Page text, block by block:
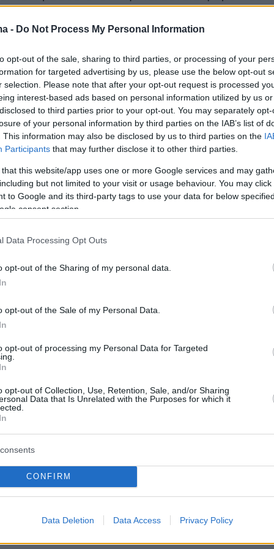
- Do Not Process My Personal Information
opt-out of the sale, sharing to third parties, or processing of your
for targeted advertising by us, please use the below opt-out
selection. Please note that after your opt-out request is processed
interest-based ads based on personal information utilized by us
to third parties prior to your opt-out. You may separately
of your personal information by third parties on the IAB’s list of
This information may also be disclosed by us to third parties on the
Participants that may further disclose it to other third parties.
that this website/app uses one or more Google services and may
but not limited to your visit or usage behaviour. You may
to Google and its third-party tags to use your data for below
consent section.
Data Processing Opt Outs
opt-out of the Sharing of my personal data.
opt-out of the Sale of my Personal Data.
opt-out of processing my Personal Data for Targeted
opt-out of Collection, Use, Retention, Sale, and/or Sharing
Data that Is Unrelated with the Purposes for which it
CONFIRM
Data Deletion Data Access Privacy Policy
ήταν απολογητική για το γεγονός
ευρώ!».
μου θύμισε πόσο τραυματισμένοι είναι
που καθυστερούν να λάβουν την φροντίδα
γιατί φοβούνται τόσο πολύ το κόστος»
προσθέτει ότι αν δεν ταξίδευε τόσο συχνά
της θα επέλεγε τα προγράμματα που
Ελλάδα για ιδιωτική ασφάλιση και αυτό θα
€200 ανά άτομο.
πρόσβαση σε οικονομικά προσιτή ποιοτική
τις ΗΠΑ» λέει καταλήγοντας στο βίντεο.
έρθουν οι ψηφιακοί νομάδες από τις ΗΠΑ για
για το βίντεο.
την αξία του ΕΣΥ. Δείτε το βίντεο
I3pZ9K93cL